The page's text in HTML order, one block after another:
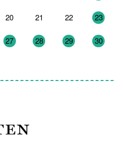
20 21 22 23
27 28 29 30